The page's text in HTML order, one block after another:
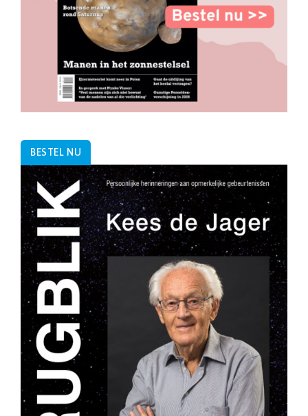
BESTEL NU